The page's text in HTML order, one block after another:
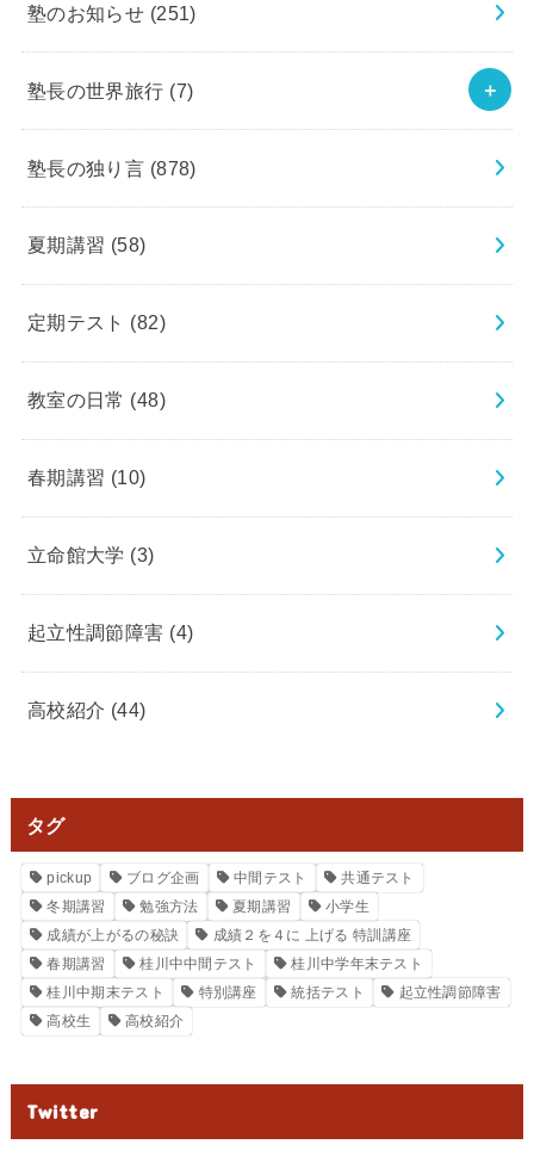
塾のお知らせ (251)
塾長の世界旅行 (7)
塾長の独り言 (878)
夏期講習 (58)
定期テスト (82)
教室の日常 (48)
春期講習 (10)
立命館大学 (3)
起立性調節障害 (4)
高校紹介 (44)
タグ
pickup ブログ企画 中間テスト
共通テスト
冬期講習
勉強方法 夏期講習
小学生
成績が上がるの秘訣
成績２を４に 上げる 特訓講座
春期講習
桂川中中間テスト
桂川中学年末テスト
桂川中期末テスト
特別講座 統括テスト
起立性調節障害
高校生
高校紹介
Twitter